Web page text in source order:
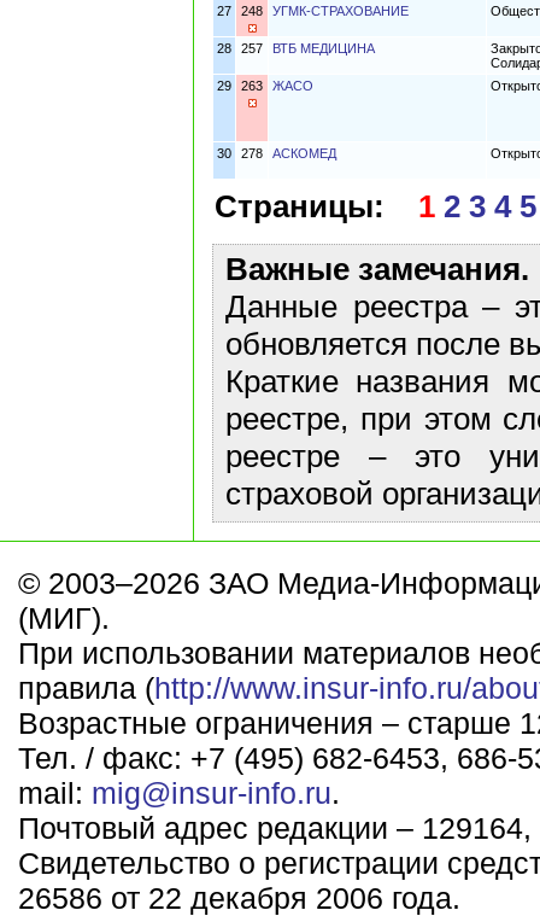
27 248 УГМК-СТРАХОВАНИЕ
28 257 ВТБ МЕДИЦИНА
29
263 ЖАСО
30 278 АСКОМЕД
Страницы: 1 2 3 4 5
Важные замечания.
Данные реестра –
обновляется после
Краткие названия
реестре, при этом
реестре – это
страховой
© 2003–2026 ЗАО Медиа-
(МИГ).
При использовании материалов
правила (http://www.insur-info.ru/
Возрастные ограничения – старше
Тел. / факс: +7 (495) 682-6453, 686-
mail: mig@insur-info.ru.
Почтовый адрес редакции –
Свидетельство о регистрации
26586 от 22 декабря 2006 года.